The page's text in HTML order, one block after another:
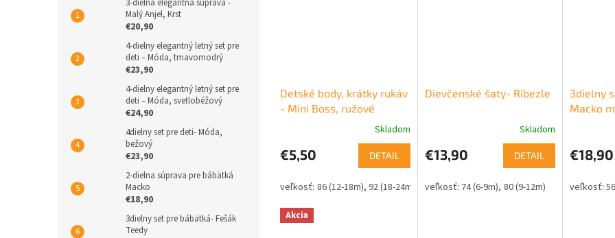
3-dielna elegantná súprava -
Malý Anjel, Krst
€20,90
4-dielny elegantný letný set pre
deti – Móda, tmavomodrý
€23,90
4-dielny elegantný letný set pre
deti – Móda, svetlobéžový
€24,90
4dielny set pre deti- Móda,
bežový
€23,90
2-dielna súprava pre bábätká
Macko
€18,90
3dielny set pre bábätká- Fešák
Teedy
Detské body, krátky rukáv
- Mini Boss, ružové
Skladom
€5,50 DETAIL
86 (12-18m) 92 (18-24m)
Dievčenské šaty- Ríbezle
Skladom
€13,90 DETAIL
74 (6-9m) 80 (9-12m)
3dielny
Macko
€18,90
Akcia